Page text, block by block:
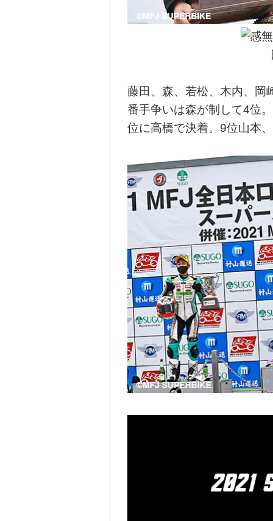
藤田、森、若松、木内、岡
番手争いは森が制して4位
位に高橋で決着。9位山本